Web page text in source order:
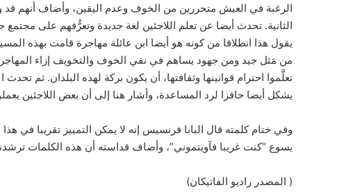
الرغبة في العيش متحررين من الخوف وعدم اليقين، وأضاف أنهم قد
الثانية. تحدث أيضا عن تعلم اللاجئين لغة جديدة وتعرُّفهم على مجتمع
يقول هذا انطلاقا من كونه هو أيضا ابن عائلة مهاجرة قامت بهذه
من مَثل جيد ومن جهود يساهم في نفي الخوف والتخويف إزاء
تعلَّموا احترام قوانينها وثقافتها، أن يكون بركة لهذه البلدان. ثم
يشكل أيضا حافزا لرد المساعدة، وأشار هنا إلى أن بعض اللاجئين
وفي ختام كلمته قال البابا فرنسيس إنه لا يمكن التمييز تقريبا في
يسوع “كنت غريبا فآويتموني”، وأضاف قداسته أن هذه الكلمات
( المصدر راديو الفاتيكان)